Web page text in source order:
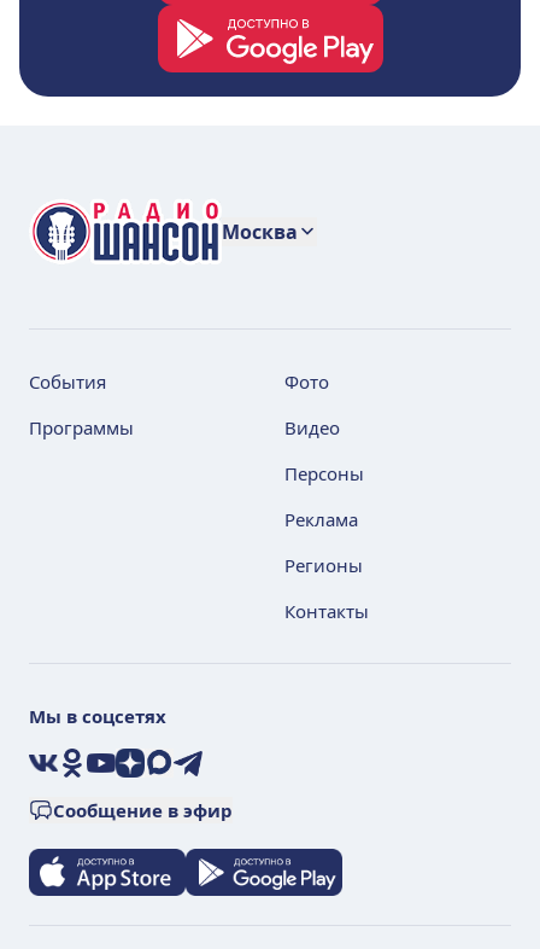
Москва
События
Программы
Фото
Видео
Персоны
Реклама
Регионы
Контакты
Мы в соцсетях
VKOkYouTube
ДзенMaxTelegram
Сообщение в эфир